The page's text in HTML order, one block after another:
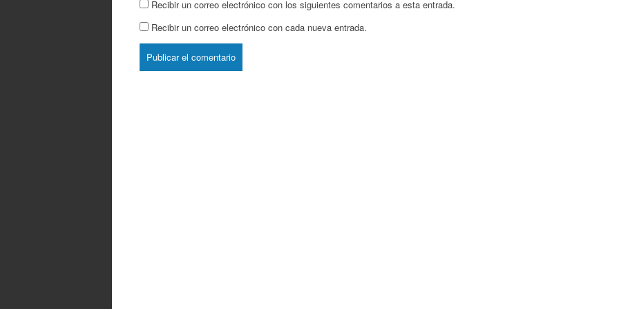
Recibir un correo electrónico con los siguientes comentarios a esta entrada.
Recibir un correo electrónico con cada nueva entrada.